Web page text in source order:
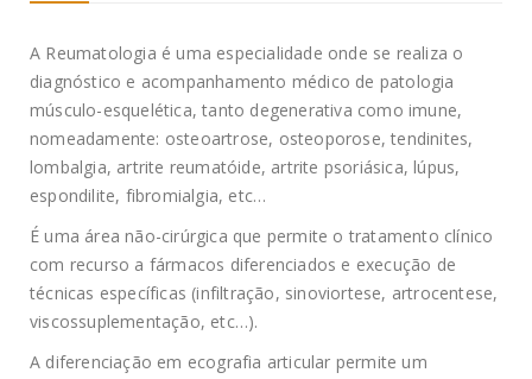
A Reumatologia é uma especialidade onde se realiza o
diagnóstico e acompanhamento médico de patologia
músculo-esquelética, tanto degenerativa como imune,
nomeadamente: osteoartrose, osteoporose, tendinites,
lombalgia, artrite reumatóide, artrite psoriásica, lúpus,
espondilite, fibromialgia, etc…
É uma área não-cirúrgica que permite o tratamento clínico
com recurso a fármacos diferenciados e execução de
técnicas específicas (infiltração, sinoviortese, artrocentese,
viscossuplementação, etc…).
A diferenciação em ecografia articular permite um